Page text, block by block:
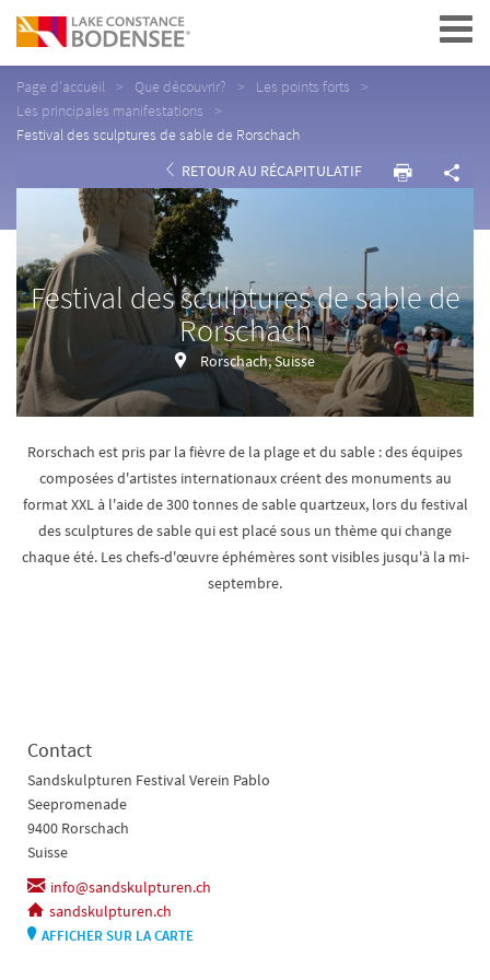
Navigation
Page d'accueil Que découvrir?
Les points forts
Les principales manifestations
Festival des sculptures de sable de Rorschach
RETOUR AU RÉCAPITULATIF
Festival des sculptures de sable de
Rorschach
Rorschach, Suisse
Rorschach est pris par la fièvre de la plage et du sable : des équipes
composées d'artistes internationaux créent des monuments au
format XXL à l'aide de 300 tonnes de sable quartzeux, lors du festival
des sculptures de sable qui est placé sous un thème qui change
chaque été. Les chefs-d'œuvre éphémères sont visibles jusqu'à la mi-
septembre.
Contact
Sandskulpturen Festival Verein Pablo
Seepromenade
9400 Rorschach
Suisse
info@sandskulpturen.ch
sandskulpturen.ch
AFFICHER SUR LA CARTE